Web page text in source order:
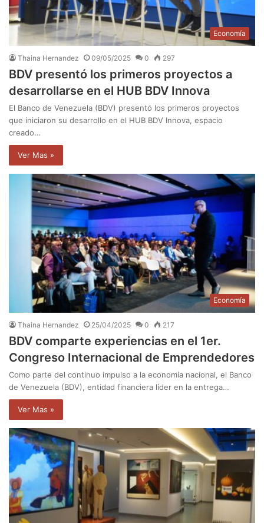
Economía
Thaina Hernandez 09/05/2025 0 297
BDV presentó los primeros proyectos a
desarrollarse en el HUB BDV Innova
El Banco de Venezuela (BDV) presentó los primeros proyectos
que iniciaron su desarrollo en el HUB BDV Innova, espacio
creado…
Ver Mas »
Economía
Thaina Hernandez 25/04/2025 0 217
BDV comparte experiencias en el 1er.
Congreso Internacional de Emprendedores
Como parte del continuo impulso a la economía nacional, el Banco
de Venezuela (BDV), entidad financiera líder en la entrega…
Ver Mas »